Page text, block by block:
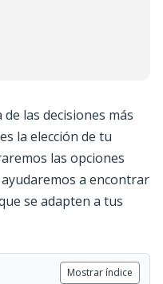
las decisiones más
la elección de tu
las opciones
a encontrar
se adapten a tus
Mostrar índice